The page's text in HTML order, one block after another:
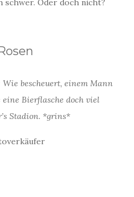
schwer. Oder doch nicht?
bescheuert, einem Mann
eine Bierflasche doch viel
Stadion. *grins*